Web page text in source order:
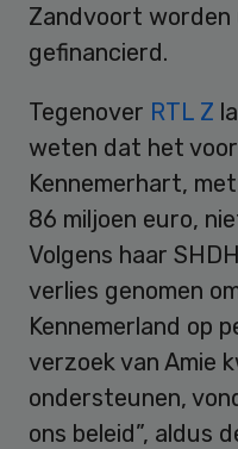
Zandvoort worden
gefinancierd.
Tegenover RTL Z
weten dat het
Kennemerhart,
86 miljoen euro,
Volgens haar
verlies genomen
Kennemerland op
verzoek van Amie
ondersteunen,
ons beleid”, aldus